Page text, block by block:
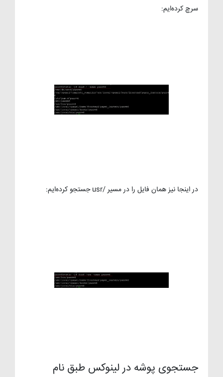
سرچ کرده‌ایم:
در اینجا نیز همان فایل را در مسیر /usr جستجو کرده‌ایم:
جستجوی پوشه در لینوکس طبق نام